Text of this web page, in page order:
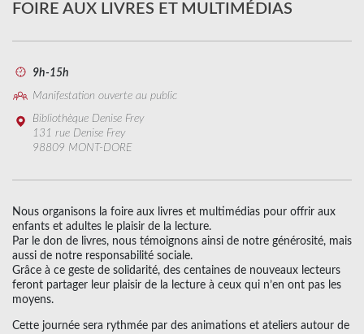
FOIRE AUX LIVRES ET MULTIMÉDIAS
9h-15h
Manifestation ouverte au public
Bibliothèque Denise Frey
131 rue Denise Frey
98809 MONT-DORE
Nous organisons la foire aux livres et multimédias pour offrir aux
enfants et adultes le plaisir de la lecture.
Par le don de livres, nous témoignons ainsi de notre générosité, mais
aussi de notre responsabilité sociale.
Grâce à ce geste de solidarité, des centaines de nouveaux lecteurs
feront partager leur plaisir de la lecture à ceux qui n’en ont pas les
moyens.
Cette journée sera rythmée par des animations et ateliers autour de